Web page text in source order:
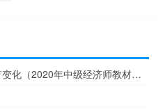
2020年中级经济师教材有没有变化（2020年中级经济师教材电子版）